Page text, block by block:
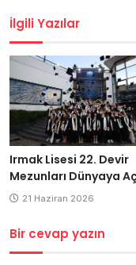
İlgili Yazılar
Irmak Lisesi 22. Devir
Mezunları Dünyaya
21 Haziran 2026
Bir cevap yazın